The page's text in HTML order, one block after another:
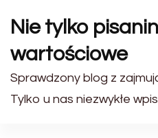
Nie tylko
wartościowe
Sprawdzony blog z
Tylko u nas niezwykłe